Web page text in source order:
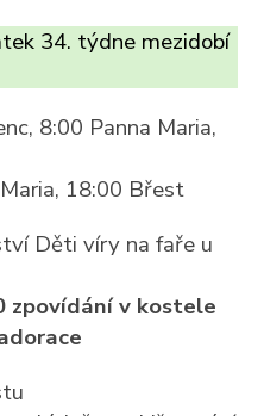
34. týdne mezidobí
8:00 Panna Maria,
18:00 Břest
Děti víry na faře u
zpovídání v kostele